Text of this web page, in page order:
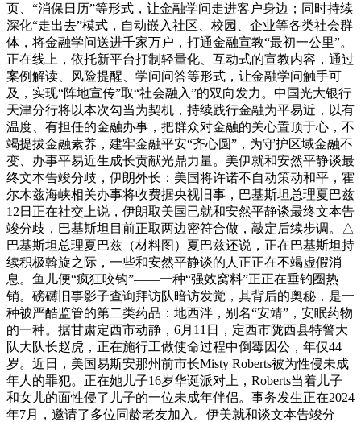
页、“消保日历”等形式，让金融学问走进客户身边；同时持续
深化“走出去”模式，自动嵌入社区、校园、企业等各类社会群
体，将金融学问送进千家万户，打通金融宣教“最初一公里”。
正在线上，依托新平台打制轻量化、互动式的宣教内容，通过
案例解读、风险提醒、学问问答等形式，让金融学问触手可
及，实现“阵地宣传”取“社会融入”的双向发力。中国光大银行
天津分行将以本次勾当为契机，持续践行金融为平易近，以有
温度、有担任的金融办事，把群众对金融的关心置顶于心，不
竭提拔金融素养，建牢金融平安“齐心圆”，为守护区域金融不
变、办事平易近生成长贡献光鼎力量。美伊就和安然平静谈最
终文本告竣分歧，伊朗外长：美国将许诺不自动策动和平，霍
尔木兹海峡相关办事将收费据央视旧事，巴基斯坦总理夏巴兹
12日正在社交上说，伊朗取美国已就和安然平静谈最终文本告
竣分歧，巴基斯坦目前正取两边密符合做，敲定后续步调。△
巴基斯坦总理夏巴兹（材料图）夏巴兹还说，正在巴基斯坦持
续积极斡旋之际，一些和安然平静谈的人正正在不竭虚假消
息。鱼儿便“疯狂咬钩”——一种“强效窝料”正正在垂钓圈热
销。磅礴旧事影子查询拜访队暗访发觉，其背后的奥秘，是一
种被严酷监管的第二类药品：地西泮，别名“安靖”，安眠药物
的一种。据甘肃定西市动静，6月11日，定西市陇西县特警大
队大队长赵虎，正在施行工做使命过程中倒霉因公，年仅44
岁。近日，美国易斯安那州前市长Misty Roberts被为性侵未成
年人的罪犯。正在她儿子16岁华诞派对上，Roberts当着儿子
和女儿的面性侵了儿子的一位未成年伴侣。事务发生正在2024
年7月，邀请了多位同龄老友加入。伊美就和谈文本告竣分